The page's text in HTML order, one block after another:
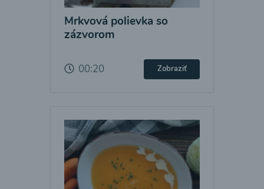
Mrkvová polievka so
zázvorom
00:20 Zobraziť